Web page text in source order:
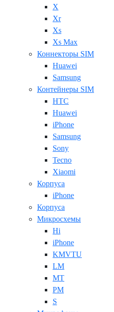
X
Xr
Xs
Xs Max
Коннекторы SIM
Huawei
Samsung
Контейнеры SIM
HTC
Huawei
iPhone
Samsung
Sony
Tecno
Xiaomi
Корпуса
iPhone
Корпуса
Микросхемы
Hi
iPhone
KMVTU
LM
MT
PM
S